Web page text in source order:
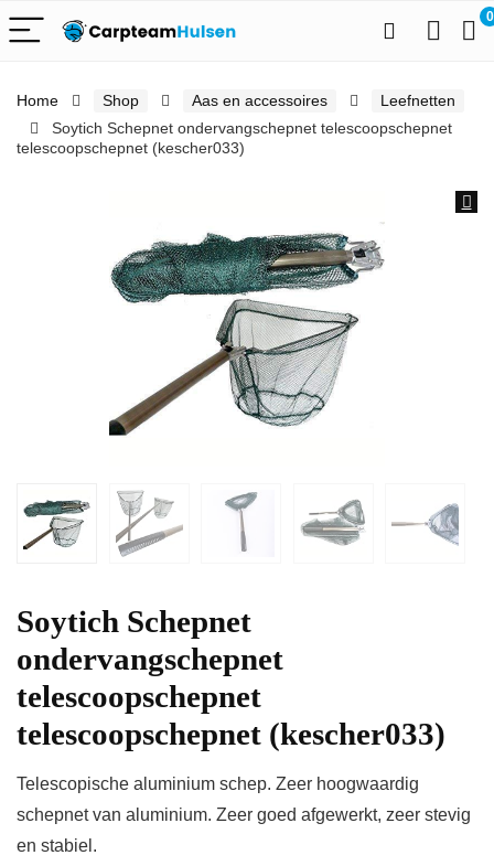
0
Home Shop Aas en accessoires
Leefnetten
Soytich Schepnet ondervangschepnet telescoopschepnet
telescoopschepnet (kescher033)
Soytich Schepnet
ondervangschepnet
telescoopschepnet
telescoopschepnet (kescher033)
Telescopische aluminium schep. Zeer hoogwaardig
schepnet van aluminium. Zeer goed afgewerkt, zeer stevig
en stabiel.